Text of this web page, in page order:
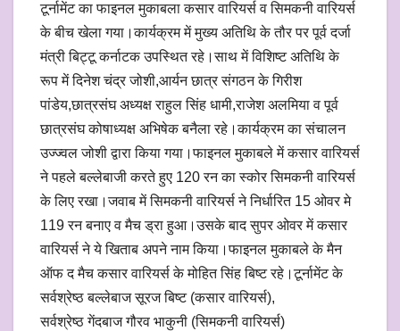
टूर्नामेंट का फाइनल मुकाबला कसार वारियर्स व सिमकनी वारियर्स
के बीच खेला गया।कार्यक्रम में मुख्य अतिथि के तौर पर पूर्व दर्जा
मंत्री बिट्टू कर्नाटक उपस्थित रहे।साथ में विशिष्ट अतिथि के
रूप में दिनेश चंद्र जोशी,आर्यन छात्र संगठन के गिरीश
पांडेय,छात्रसंघ अध्यक्ष राहुल सिंह धामी,राजेश अलमिया व पूर्व
छात्रसंघ कोषाध्यक्ष अभिषेक बनैला रहे।कार्यक्रम का संचालन
उज्ज्वल जोशी द्वारा किया गया।फाइनल मुकाबले में कसार वारियर्स
ने पहले बल्लेबाजी करते हुए 120 रन का स्कोर सिमकनी वारियर्स
के लिए रखा।जवाब में सिमकनी वारियर्स ने निर्धारित 15 ओवर मे
119 रन बनाए व मैच ड्रा हुआ।उसके बाद सुपर ओवर में कसार
वारियर्स ने ये खिताब अपने नाम किया।फाइनल मुकाबले के मैन
ऑफ द मैच कसार वारियर्स के मोहित सिंह बिष्ट रहे।टूर्नामेंट के
सर्वश्रेष्ठ बल्लेबाज सूरज बिष्ट (कसार वारियर्स),
सर्वश्रेष्ठ गेंदबाज गौरव भाकुनी (सिमकनी वारियर्स)